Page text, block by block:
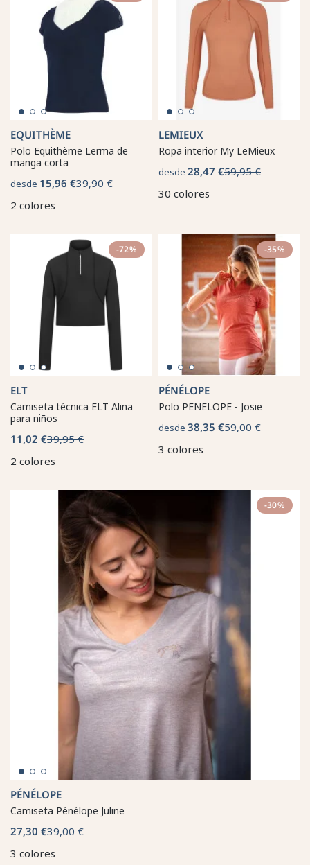
EQUITHÈME
Polo Equithème Lerma de
manga corta
desde 15,96 €39,90 €
2 colores
LEMIEUX
Ropa interior My LeMieux
desde 28,47 €59,95 €
30 colores
-72%
ELT
Camiseta técnica ELT Alina
para niños
11,02 €39,95 €
2 colores
-35%
PÉNÉLOPE
Polo PENELOPE - Josie
desde 38,35 €59,00 €
3 colores
-30%
PÉNÉLOPE
Camiseta Pénélope Juline
27,30 €39,00 €
3 colores